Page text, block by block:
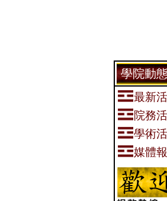
學院動
最新
院務
學術
媒體